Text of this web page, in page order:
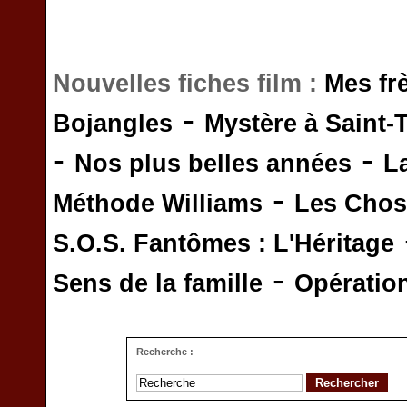
Nouvelles fiches film : Mes
Bojangles - Mystère à Saint-
- Nos plus belles années -
Méthode Williams - Les
S.O.S. Fantômes : L'Héritage
Sens de la famille -
Recherche :